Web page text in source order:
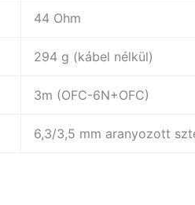
44 Ohm
294 g (kábel nélkül)
3m (OFC-6N+OFC)
6,3/3,5 mm aranyozott